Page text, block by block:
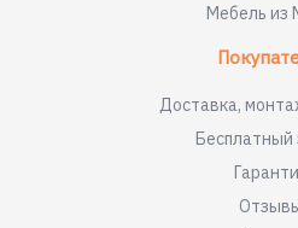
Мебель
Доставка,
Бесплатный